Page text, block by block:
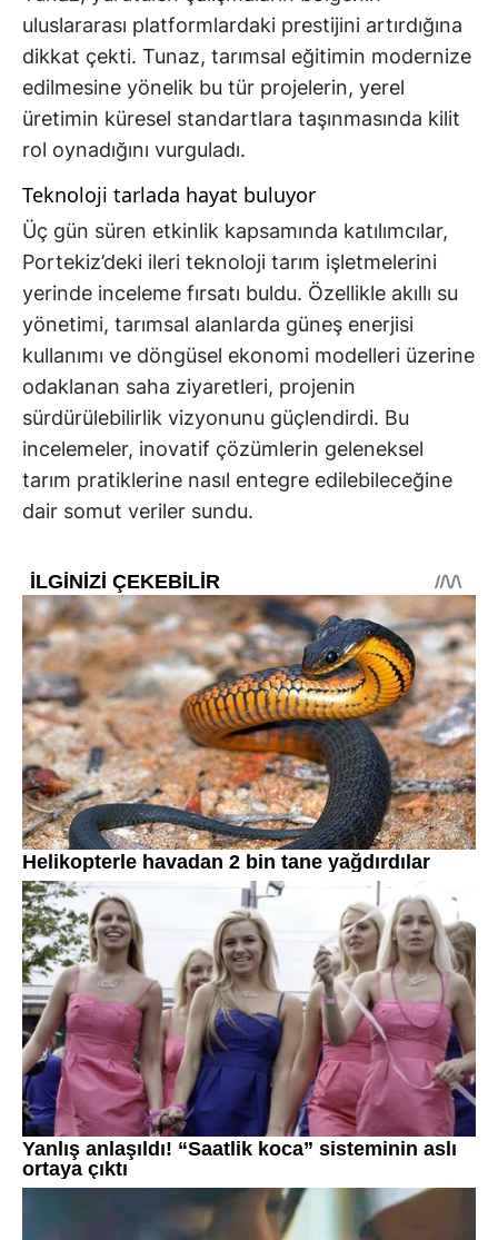
uluslararası platformlardaki prestijini artırdığına
dikkat çekti. Tunaz, tarımsal eğitimin modernize
edilmesine yönelik bu tür projelerin, yerel
üretimin küresel standartlara taşınmasında kilit
rol oynadığını vurguladı.
Teknoloji tarlada hayat buluyor
Üç gün süren etkinlik kapsamında katılımcılar,
Portekiz’deki ileri teknoloji tarım işletmelerini
yerinde inceleme fırsatı buldu. Özellikle akıllı su
yönetimi, tarımsal alanlarda güneş enerjisi
kullanımı ve döngüsel ekonomi modelleri üzerine
odaklanan saha ziyaretleri, projenin
sürdürülebilirlik vizyonunu güçlendirdi. Bu
incelemeler, inovatif çözümlerin geleneksel
tarım pratiklerine nasıl entegre edilebileceğine
dair somut veriler sundu.